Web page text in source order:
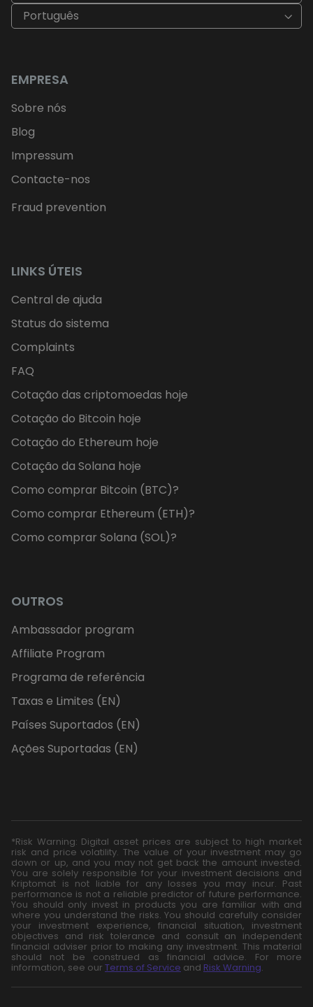
Português
EMPRESA
Sobre nós
Blog
Impressum
Contacte-nos
Fraud prevention
LINKS ÚTEIS
Central de ajuda
Status do sistema
Complaints
FAQ
Cotação das criptomoedas hoje
Cotação do Bitcoin hoje
Cotação do Ethereum hoje
Cotação da Solana hoje
Como comprar Bitcoin (BTC)?
Como comprar Ethereum (ETH)?
Como comprar Solana (SOL)?
OUTROS
Ambassador program
Affiliate Program
Programa de referência
Taxas e Limites (EN)
Países Suportados (EN)
Ações Suportadas (EN)
*Risk Warning: Digital asset prices are subject to high market
risk and price volatility. The value of your investment may go
down or up, and you may not get back the amount invested.
You are solely responsible for your investment decisions and
Kriptomat is not liable for any losses you may incur. Past
performance is not a reliable predictor of future performance.
You should only invest in products you are familiar with and
where you understand the risks. You should carefully consider
your investment experience, financial situation, investment
objectives and risk tolerance and consult an independent
financial adviser prior to making any investment. This material
should not be construed as financial advice. For more
information, see our Terms of Service and Risk Warning.